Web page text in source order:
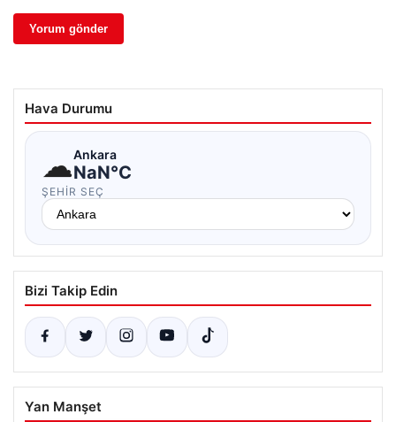
Hava Durumu
☁Ankara
NaN°C
ŞEHIR SEÇ
Bizi Takip Edin
Yan Manşet